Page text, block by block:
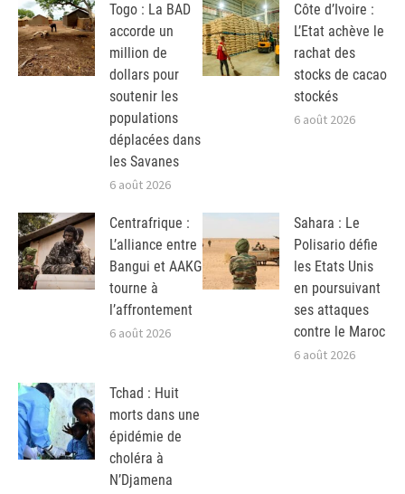
Togo : La BAD
accorde un
million de
dollars pour
soutenir les
populations
déplacées dans
les Savanes
6 août 2026
Côte d’Ivoire :
L’Etat achève le
rachat des
stocks de cacao
stockés
6 août 2026
Centrafrique :
L’alliance entre
Bangui et AAKG
tourne à
l’affrontement
6 août 2026
Sahara : Le
Polisario défie
les Etats Unis
en poursuivant
ses attaques
contre le Maroc
6 août 2026
Tchad : Huit
morts dans une
épidémie de
choléra à
N’Djamena